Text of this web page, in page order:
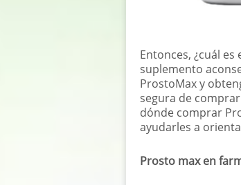
Entonces, ¿cuál
suplemento
ProstoMax y
segura de
dónde comprar
ayudarles a
Prosto max en